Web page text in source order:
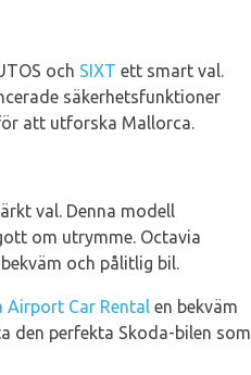
och SIXT ett smart val.
säkerhetsfunktioner
att utforska Mallorca.
val. Denna modell
om utrymme. Octavia
och pålitlig bil.
Airport Car Rental en bekväm
den perfekta Skoda-bilen som